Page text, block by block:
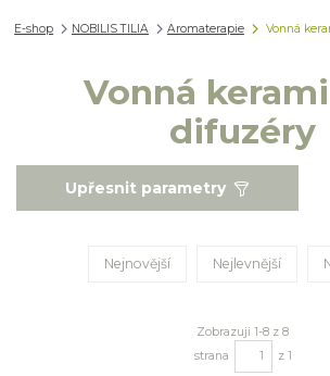
E-shop NOBILIS TILIA Aromaterapie Vonná
Vonná
difuzéry
Upřesnit parametry
Nejnovější Nejlevnější
Zobrazuji 1-8 z 8
strana
z 1